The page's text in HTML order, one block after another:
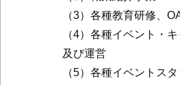
（3）各種教育研修、
（4）各種イベント・
及び運営
（5）各種イベントス